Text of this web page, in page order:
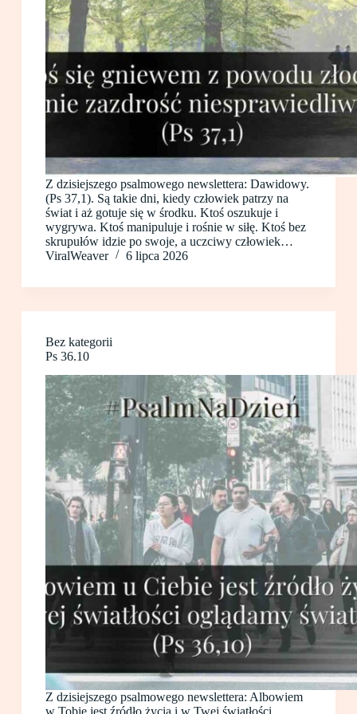
Z dzisiejszego psalmowego newslettera: Dawidowy.
(Ps 37,1). Są takie dni, kiedy człowiek patrzy na
świat i aż gotuje się w środku. Ktoś oszukuje i
wygrywa. Ktoś manipuluje i rośnie w siłę. Ktoś bez
skrupułów idzie po swoje, a uczciwy człowiek…
ViralWeaver
6 lipca 2026
Bez kategorii
Ps 36.10
Z dzisiejszego psalmowego newslettera: Albowiem
w Tobie jest źródło życia i w Twej światłości